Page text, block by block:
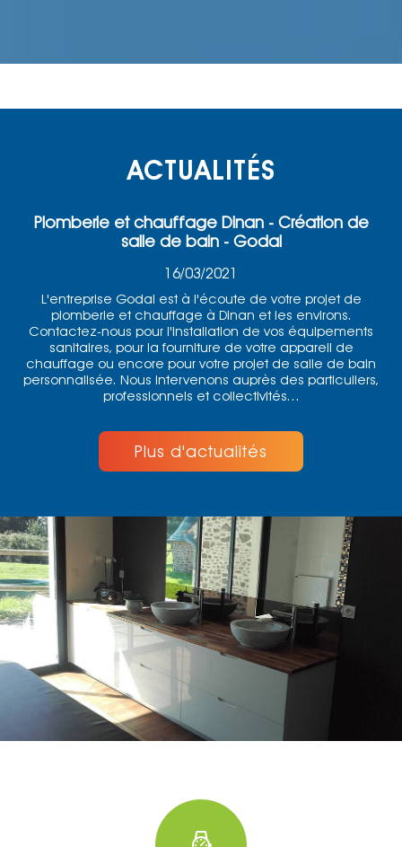
ACTUALITÉS
Plomberie et chauffage Dinan - Création de
salle de bain - Godal
16/03/2021
L'entreprise Godal est à l'écoute de votre projet de
plomberie et chauffage à Dinan et les environs.
Contactez-nous pour l'installation de vos équipements
sanitaires, pour la fourniture de votre appareil de
chauffage ou encore pour votre projet de salle de bain
personnalisée. Nous intervenons auprès des particuliers,
professionnels et collectivités...
Plus d'actualités